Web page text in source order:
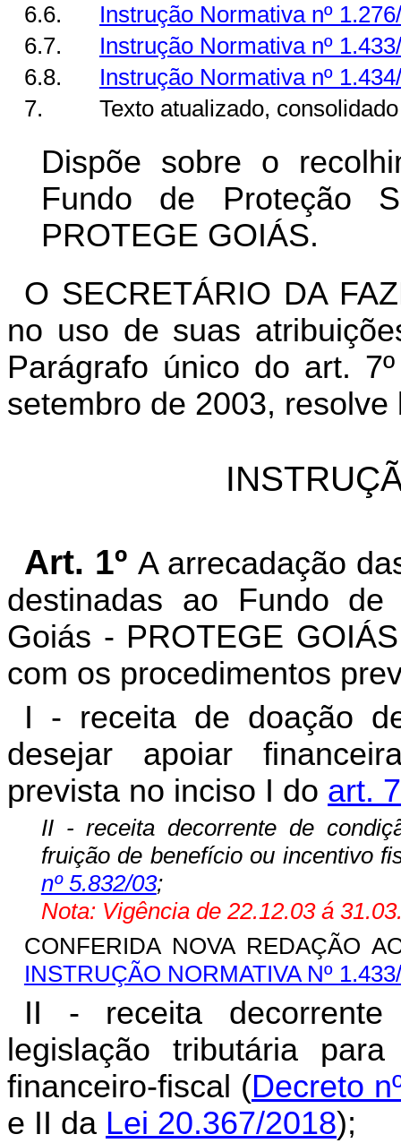
6.6.
Instrução Normativa nº
6.7.
Instrução Normativa nº
6.8.
Instrução Normativa nº
7.
Texto atualizado,
Dispõe sobre o
Fundo de Proteção
PROTEGE GOIÁS.
O SECRETÁRIO DA
no uso de suas
Parágrafo único do art.
setembro de 2003,
Art. 1º A arrecadação
destinadas ao Fundo
Goiás - PROTEGE
com os procedimentos
I - receita de doação
desejar apoiar
prevista no inciso I do art.
II - receita decorrente de
fruição de benefício ou incentivo
nº 5.832/03;
Nota: Vigência de 22.12.03 á
CONFERIDA NOVA REDAÇÃO
INSTRUÇÃO NORMATIVA Nº
II - receita decorrente
legislação tributária
financeiro-fiscal (Decreto
e II da Lei 20.367/2018);